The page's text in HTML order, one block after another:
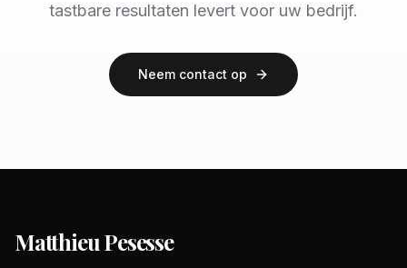
tastbare resultaten levert voor uw bedrijf.
Neem contact op
Matthieu Pesesse